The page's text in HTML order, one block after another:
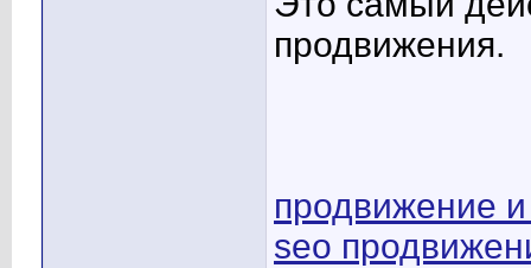
продвижения.
продвижение
seo